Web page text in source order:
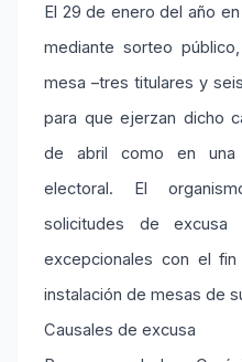
El 29 de enero del año
mediante sorteo
mesa –tres titulares y
para que ejerzan dicho
de abril como en una
electoral. El
solicitudes de
excepcionales con el
instalación de mesas de
Causales de excusa